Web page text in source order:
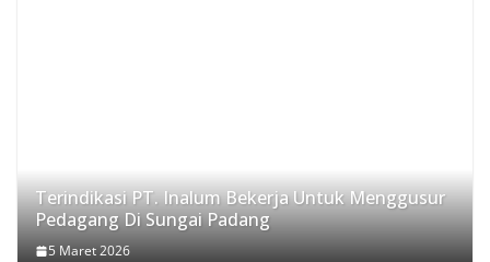
Terindikasi PT. Inalum Bekerja Untuk Menggusur
Pedagang Di Sungai Padang
5 Maret 2026